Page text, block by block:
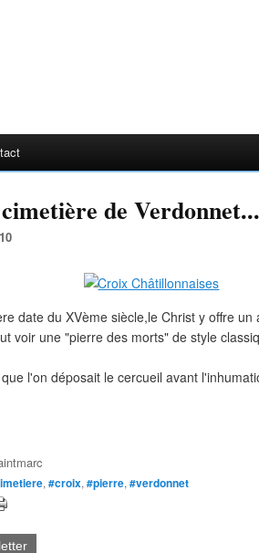
de Verdonnet...
date du XVème siècle,le Christ y offre un
voir une "pierre des morts" de style
l'on déposait le cercueil avant
, #croix, #pierre, #verdonnet